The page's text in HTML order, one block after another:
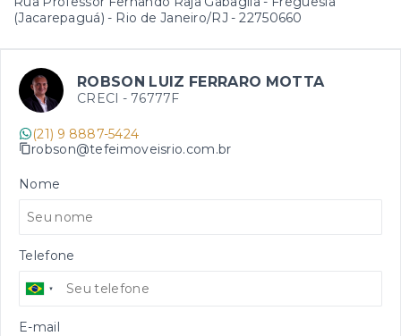
(Jacarepaguá) - Rio de Janeiro/RJ - 22750660
ROBSON LUIZ FERRARO MOTTA
CRECI - 76777F
(21) 9 8887-5424
robson@tefeimoveisrio.com.br
Nome
Telefone
E-mail